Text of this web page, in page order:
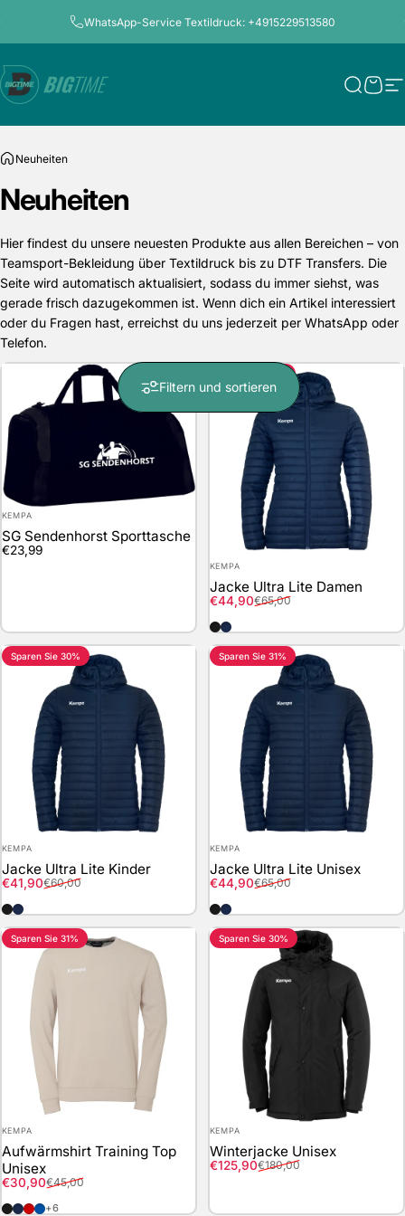
WhatsApp-Service Textildruck: +4915229513580
Bigtime.de Suche
Neuheiten
Neuheiten
Hier findest du unsere neuesten Produkte aus allen Bereichen – von
Teamsport-Bekleidung über Textildruck bis zu DTF Transfers. Die
Seite wird automatisch aktualisiert, sodass du immer siehst, was
gerade frisch dazugekommen ist. Wenn dich ein Artikel interessiert
oder du Fragen hast, erreichst du uns jederzeit per WhatsApp oder
Telefon.
Filtern und sortieren
Anbieter:
KEMPA
SG Sendenhorst Sporttasche
€23,99
Anbieter:
KEMPA
Jacke Ultra Lite Damen
Verkaufspreis
€44,90
Normaler Preis
€65,00
schwarz
marine
Sparen Sie 30%
Anbieter:
KEMPA
Jacke Ultra Lite Kinder
Verkaufspreis
€41,90
Normaler Preis
€60,00
schwarz
marine
Sparen Sie 31%
Anbieter:
KEMPA
Jacke Ultra Lite Unisex
Verkaufspreis
€44,90
Normaler Preis
€65,00
schwarz
marine
Sparen Sie 31%
Anbieter:
KEMPA
Aufwärmshirt Training Top
Unisex
Verkaufspreis
€30,90
Normaler Preis
€45,00
schwarz
marine
rotroyal
+6
Sparen Sie 30%
Anbieter:
KEMPA
Winterjacke Unisex
Verkaufspreis
€125,90
Normaler Preis
€180,00